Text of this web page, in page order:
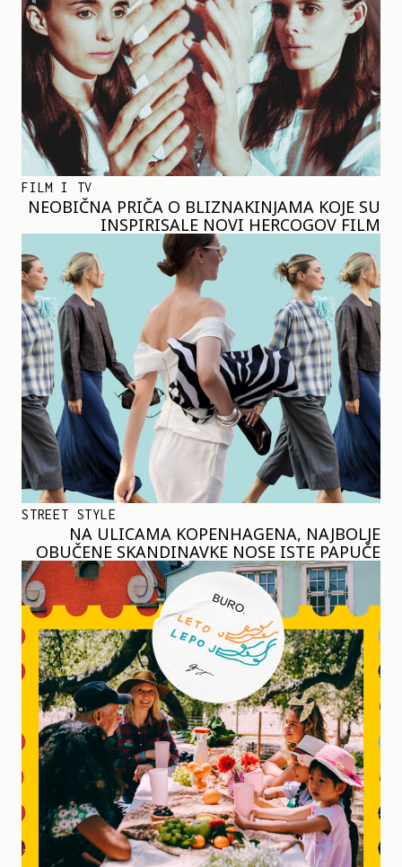
FILM I TV
NEOBIČNA PRIČA O BLIZNAKINJAMA KOJE SU
INSPIRISALE NOVI HERCOGOV FILM
STREET STYLE
NA ULICAMA KOPENHAGENA, NAJBOLJE
OBUČENE SKANDINAVKE NOSE ISTE PAPUČE